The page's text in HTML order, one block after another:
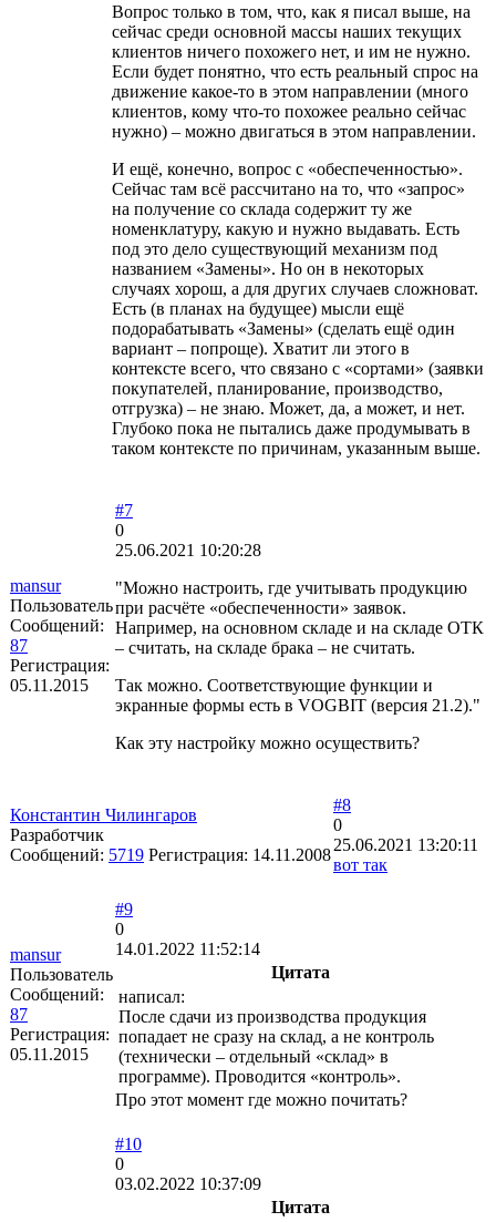
Вопрос только в том, что, как я писал выше, на
сейчас среди основной массы наших текущих
клиентов ничего похожего нет, и им не нужно.
Если будет понятно, что есть реальный спрос на
движение какое-то в этом направлении (много
клиентов, кому что-то похожее реально сейчас
нужно) – можно двигаться в этом направлении.
И ещё, конечно, вопрос с «обеспеченностью».
Сейчас там всё рассчитано на то, что «запрос»
на получение со склада содержит ту же
номенклатуру, какую и нужно выдавать. Есть
под это дело существующий механизм под
названием «Замены». Но он в некоторых
случаях хорош, а для других случаев сложноват.
Есть (в планах на будущее) мысли ещё
подорабатывать «Замены» (сделать ещё один
вариант – попроще). Хватит ли этого в
контексте всего, что связано с «сортами» (заявки
покупателей, планирование, производство,
отгрузка) – не знаю. Может, да, а может, и нет.
Глубоко пока не пытались даже продумывать в
таком контексте по причинам, указанным выше.
mansur
Пользователь
Сообщений:
87
Регистрация:
05.11.2015
#7
0
25.06.2021 10:20:28
"Можно настроить, где учитывать продукцию
при расчёте «обеспеченности» заявок.
Например, на основном складе и на складе ОТК
– считать, на складе брака – не считать.
Так можно. Соответствующие функции и
экранные формы есть в VOGBIT (версия 21.2)."
Как эту настройку можно осуществить?
Константин Чилингаров
Разработчик
Сообщений: 5719 Регистрация: 14.11.2008
#8
0
25.06.2021 13:20:11
вот так
mansur
Пользователь
Сообщений:
87
Регистрация:
05.11.2015
#9
0
14.01.2022 11:52:14
Цитата
написал:
После сдачи из производства продукция
попадает не сразу на склад, а не контроль
(технически – отдельный «склад» в
программе). Проводится «контроль».
Про этот момент где можно почитать?
#10
0
03.02.2022 10:37:09
Цитата